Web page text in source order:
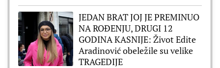
JEDAN BRAT JOJ JE PREMINUO
NA ROĐENJU, DRUGI 12
GODINA KASNIJE: Život Edite
Aradinović obeležile su velike
TRAGEDIJE